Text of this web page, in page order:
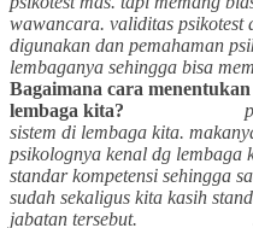
wawancara. validitas psikotest
digunakan dan pemahaman
lembaganya sehingga bisa
Bagaimana cara
lembaga kita?
sistem di lembaga kita.
psikolognya kenal dg lembaga
standar kompetensi sehingga
sudah sekaligus kita kasih
jabatan tersebut.